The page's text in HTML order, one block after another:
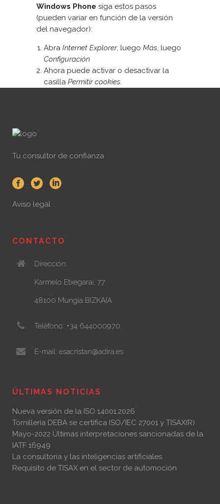
Windows Phone siga estos pasos
(pueden variar en función de la versión
del navegador):
Abra Internet Explorer, luego Más, luego
Configuración
Ahora puede activar o desactivar la
casilla Permitir cookies.
Tu consultor de confianza
Aviso legal
CONTACTO
Dirección:
Karmelo Etxegarai, 77
48100 Mungia BIZKAIA
Teléfono: +34 644000970
E-mail: esacristan@adira.es
ÚLTIMAS NOTICIAS
Nueva versión de la ISO 14001:2026
Tornillería DEBA se certifica ISO/IEC 27001 y TISAX(R)
Mayo-2022 Últimas interpretaciones sancionadas de la
IATF 16949
La consultoría y las inteligencias artificiales
Requisito de TISAX en el sector de automoción